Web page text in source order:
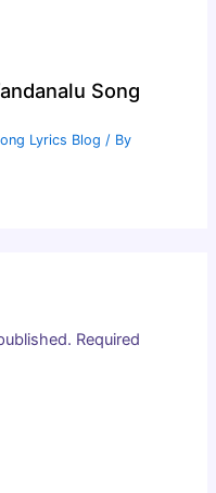
Song
Lyrics Blog / By
Required